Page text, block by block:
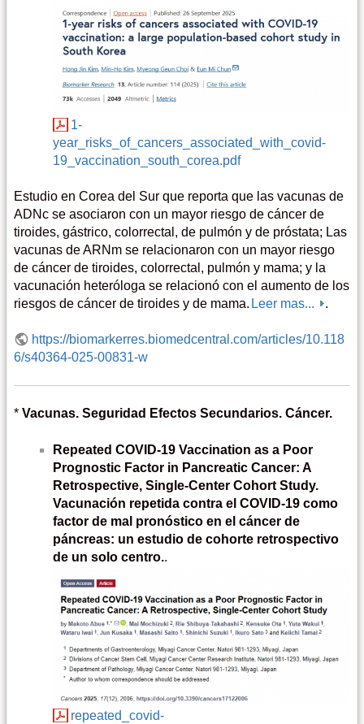
1-
year_risks_of_cancers_associated_with_covid-
19_vaccination_south_corea.pdf
Estudio en Corea del Sur que reporta que las vacunas de
ADNc se asociaron con un mayor riesgo de cáncer de
tiroides, gástrico, colorrectal, de pulmón y de próstata; Las
vacunas de ARNm se relacionaron con un mayor riesgo
de cáncer de tiroides, colorrectal, pulmón y mama; y la
vacunación heteróloga se relacionó con el aumento de los
riesgos de cáncer de tiroides y de mama. Leer mas... .
https://biomarkerres.biomedcentral.com/articles/10.118
6/s40364-025-00831-w
* Vacunas. Seguridad Efectos Secundarios. Cáncer.
Repeated COVID-19 Vaccination as a Poor
Prognostic Factor in Pancreatic Cancer: A
Retrospective, Single-Center Cohort Study.
Vacunación repetida contra el COVID-19 como
factor de mal pronóstico en el cáncer de
páncreas: un estudio de cohorte retrospectivo
de un solo centro..
repeated_covid-